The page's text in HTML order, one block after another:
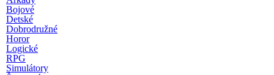
Bojové
Detské
Dobrodružné
Horor
Logické
RPG
Simulátory